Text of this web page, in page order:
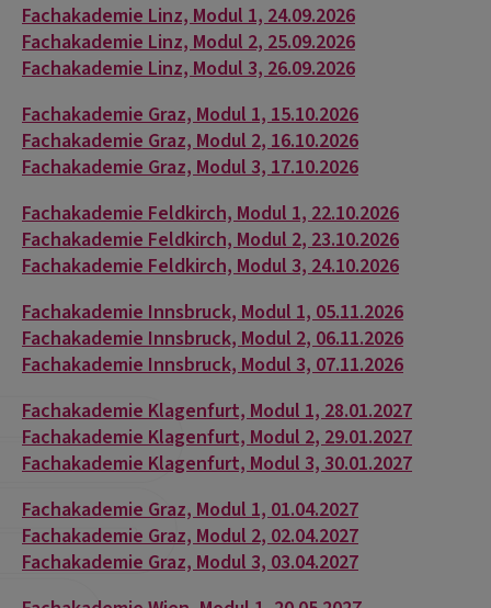
Fachakademie Linz, Modul 1, 24.09.2026
Fachakademie Linz, Modul 2, 25.09.2026
Fachakademie Linz, Modul 3, 26.09.2026
Fachakademie Graz, Modul 1, 15.10.2026
Fachakademie Graz, Modul 2, 16.10.2026
Fachakademie Graz, Modul 3, 17.10.2026
Fachakademie Feldkirch, Modul 1, 22.10.2026
Fachakademie Feldkirch, Modul 2, 23.10.2026
Fachakademie Feldkirch, Modul 3, 24.10.2026
Fachakademie Innsbruck, Modul 1, 05.11.2026
Fachakademie Innsbruck, Modul 2, 06.11.2026
Fachakademie Innsbruck, Modul 3, 07.11.2026
Fachakademie Klagenfurt, Modul 1, 28.01.2027
Fachakademie Klagenfurt, Modul 2, 29.01.2027
Fachakademie Klagenfurt, Modul 3, 30.01.2027
Fachakademie Graz, Modul 1, 01.04.2027
Fachakademie Graz, Modul 2, 02.04.2027
Fachakademie Graz, Modul 3, 03.04.2027